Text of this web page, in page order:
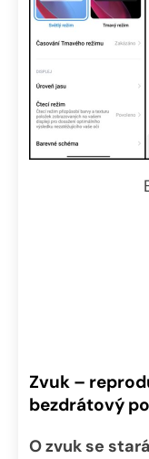
Zvuk –
bezdrátový
O zvuk se